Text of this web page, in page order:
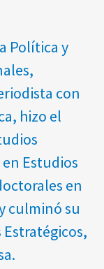
Política y
con
hizo el
Estudios
en
culminó su